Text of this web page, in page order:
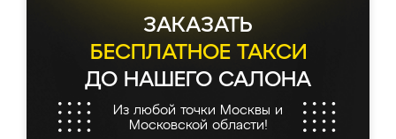
ЗАКАЗАТЬ
БЕСПЛАТНОЕ ТАКСИ
ДО НАШЕГО САЛОНА
Из любой точки Москвы и
Московской области!